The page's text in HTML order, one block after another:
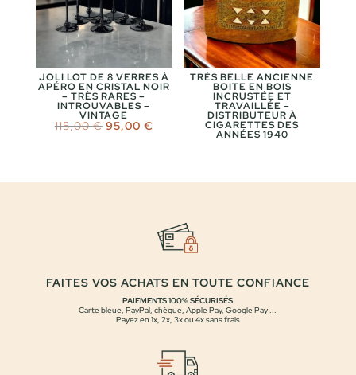
JOLI LOT DE 8 VERRES À
APÉRO EN CRISTAL NOIR
– TRÈS RARES –
INTROUVABLES –
VINTAGE
115,00€ Le
95,00 €Le
TRÈS BELLE ANCIENNE
BOITE EN BOIS
INCRUSTÉE ET
TRAVAILLÉE –
DISTRIBUTEUR À
CIGARETTES DES
ANNÉES 1940
FAITES VOS ACHATS EN TOUTE CONFIANCE
PAIEMENTS 100% SÉCURISÉS
Carte bleue, PayPal, chèque, Apple Pay, Google Pay ...
Payez en 1x, 2x, 3x ou 4x sans frais